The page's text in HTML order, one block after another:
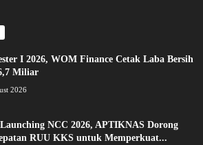
I 2026, WOM Finance Cetak Laba Bersih
Miliar
2026
NCC 2026, APTIKNAS Dorong
RUU KKS untuk Memperkuat...